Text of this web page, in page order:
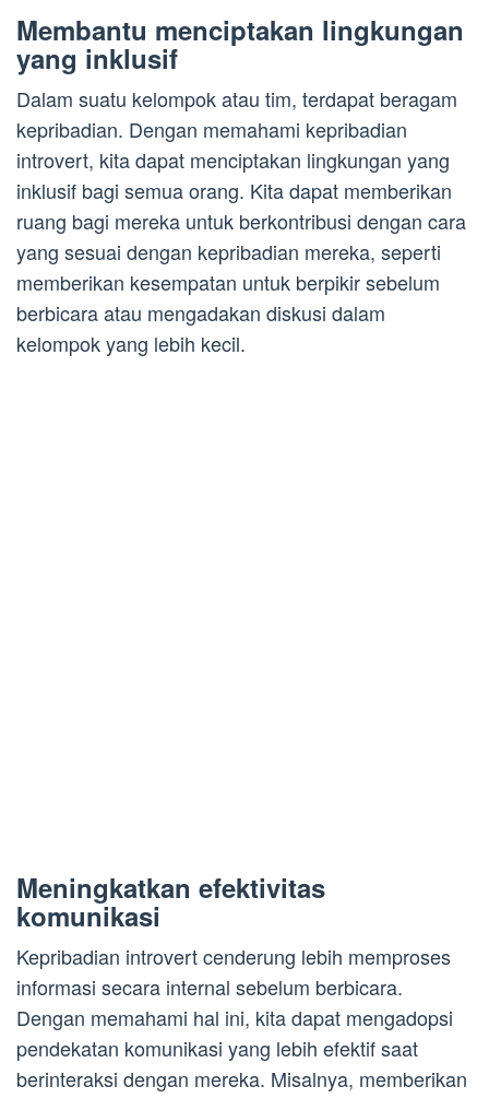
Membantu menciptakan lingkungan
yang inklusif
Dalam suatu kelompok atau tim, terdapat beragam
kepribadian. Dengan memahami kepribadian
introvert, kita dapat menciptakan lingkungan yang
inklusif bagi semua orang. Kita dapat memberikan
ruang bagi mereka untuk berkontribusi dengan cara
yang sesuai dengan kepribadian mereka, seperti
memberikan kesempatan untuk berpikir sebelum
berbicara atau mengadakan diskusi dalam
kelompok yang lebih kecil.
Meningkatkan efektivitas
komunikasi
Kepribadian introvert cenderung lebih memproses
informasi secara internal sebelum berbicara.
Dengan memahami hal ini, kita dapat mengadopsi
pendekatan komunikasi yang lebih efektif saat
berinteraksi dengan mereka. Misalnya, memberikan